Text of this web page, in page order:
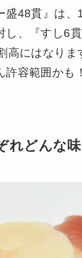
盛48貫』は
し、『すし6
高にはなりま
許容範囲かも！
れどんな味